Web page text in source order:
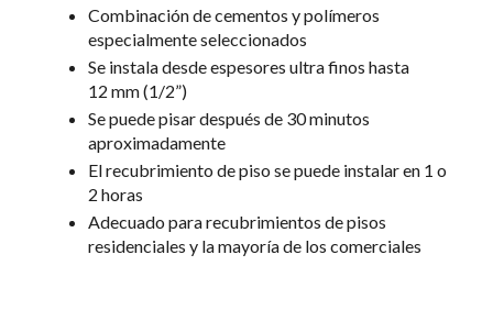
Combinación de cementos y polímeros
especialmente seleccionados
Se instala desde espesores ultra finos hasta
12 mm (1/2”)
Se puede pisar después de 30 minutos
aproximadamente
El recubrimiento de piso se puede instalar en 1 o
2 horas
Adecuado para recubrimientos de pisos
residenciales y la mayoría de los comerciales